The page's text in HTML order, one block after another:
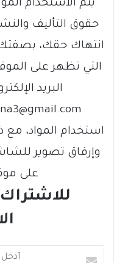
انتهاك حقك، بصفتك
التي تظهر على
البريد
استخدام المواد،
وإرفاق تصوير
على